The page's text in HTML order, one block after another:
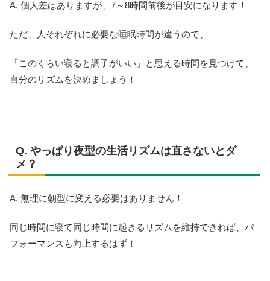
A. 個人差はありますが、7～8時間前後が目安になります！
ただ、人それぞれに必要な睡眠時間が違うので、
「このくらい寝ると調子がいい」と思える時間を見つけて、
自分のリズムを決めましょう！
Q. やっぱり夜型の生活リズムは直さないとダ
メ？
A. 無理に朝型に変える必要はありません！
同じ時間に寝て同じ時間に起きるリズムを維持できれば、パ
フォーマンスも向上するはず！